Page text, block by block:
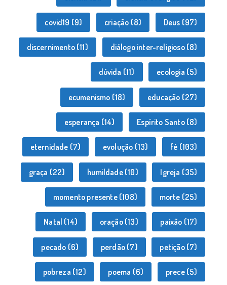
covid19 (9) criação (8) Deus (97)
discernimento(11) diálogo inter-religioso(8)
dúvida (11) ecologia (5)
ecumenismo (18) educação (27)
esperança (14) Espírito Santo(8)
eternidade (7) evolução (13) fé (103)
graça (22) humildade(10) Igreja (35)
momento presente(108) morte (25)
Natal (14) oração(13) paixão (17)
pecado (6) perdão(7) petição(7)
pobreza (12) poema (6) prece(5)